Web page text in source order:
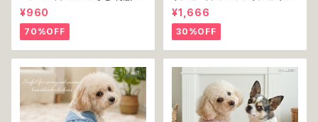
チェック柄 グレー 灰色 コスチュ
ーム コスプレ ドッグウェア dog
犬 猫 ペット 服 犬服 洋服 オシ
ャレ かわいい 小型犬 返品交換
不可
¥960
70%OFF
ック プリーツ レース 女の子 犬
犬服 小型 猫 服 洋服 ペット do
g ドッグウェア おしゃれ かわい
い 返品交換不可
¥1,666
30%OFF